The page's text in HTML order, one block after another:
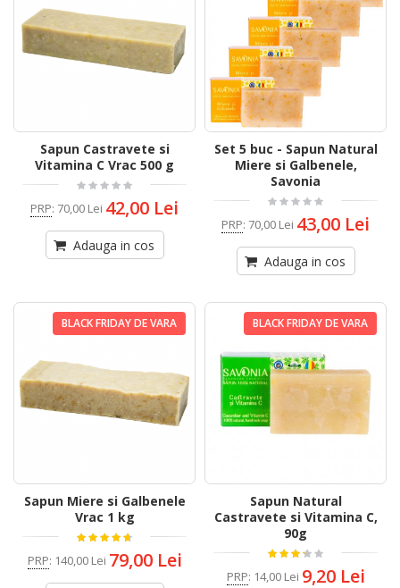
Sapun Castravete si
Vitamina C Vrac 500 g
PRP: 70,00 Lei 42,00 Lei
Adauga in cos
Set 5 buc - Sapun Natural
Miere si Galbenele,
Savonia
PRP: 70,00 Lei 43,00 Lei
Adauga in cos
BLACK FRIDAY DE VARA
Sapun Miere si Galbenele
Vrac 1 kg
PRP: 140,00 Lei 79,00 Lei
BLACK FRIDAY DE VARA
Sapun Natural
Castravete si Vitamina C,
90g
PRP: 14,00 Lei 9,20 Lei